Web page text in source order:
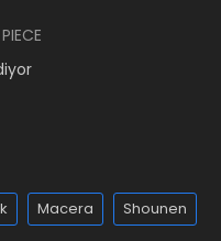
Macera Shounen